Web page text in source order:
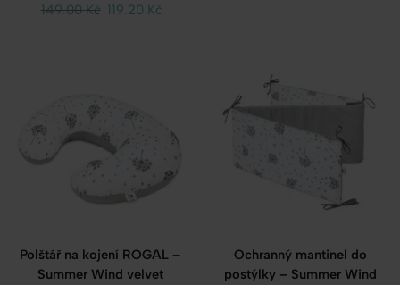
149.00Kč 119.20 Kč
Polštář na kojení ROGAL –
Summer Wind velvet
Ochranný mantinel do
postýlky – Summer Wind